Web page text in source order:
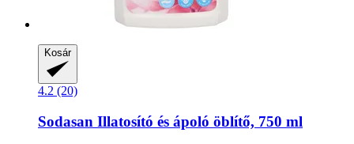
Kosár
4.2 (20)
Sodasan Illatosító és ápoló öblítő, 750 ml